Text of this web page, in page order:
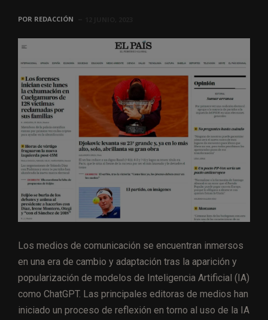
POR REDACCIÓN
Los medios de comunicación se encuentran inmersos
en una era de cambio y adaptación tras la aparición y
popularización de modelos de Inteligencia Artificial (IA)
como ChatGPT. Las principales editoras de medios han
iniciado un proceso de reflexión en torno al uso de la IA